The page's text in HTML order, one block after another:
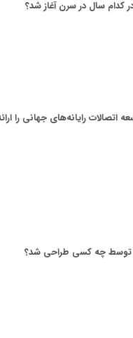
کدام سال در سرن آغاز شد؟
رایانه‌های جهانی را
توسط چه کسی طراحی شد؟